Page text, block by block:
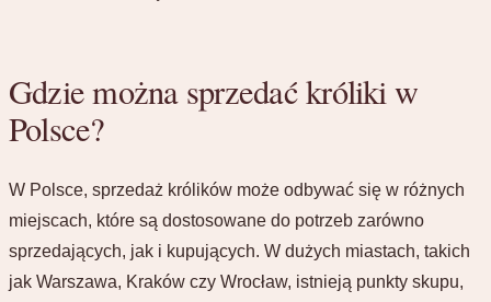
Gdzie można sprzedać króliki w
Polsce?
W Polsce, sprzedaż królików może odbywać się w różnych
miejscach, które są dostosowane do potrzeb zarówno
sprzedających, jak i kupujących. W dużych miastach, takich
jak Warszawa, Kraków czy Wrocław, istnieją punkty skupu,